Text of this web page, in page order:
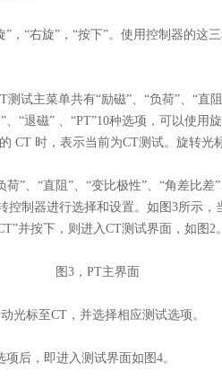
，“右旋”，“按下”。使用控制器的这
试主菜单共有“励磁”、“负荷”、“直
、“退磁” 、“PT”10种选项，可以使用
CT 时，表示当前为CT测试。旋转光
”、“直阻”、“变比极性”、“角差比差
控制器进行选择和设置。如图3所示
并按下，则进入CT测试界面，如图2。
3，PT主界面
光标至CT，并选择相应测试选项。
后，即进入测试界面如图4。